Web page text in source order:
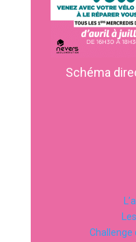
Schéma
Challenge